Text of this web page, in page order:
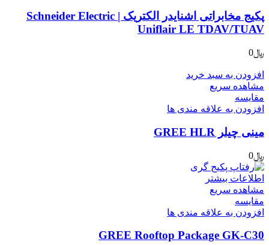
پکیج مخابراتی اشنایدر الکتریک | Schneider Electric
Uniflair LE TDAV/TUAV
﷼0
افزودن به سبد خرید
مشاهده سریع
مقایسه
افزودن به علاقه مندی ها
مینی چیلر GREE HLR
﷼0
اطلاعات بیشتر
مشاهده سریع
مقایسه
افزودن به علاقه مندی ها
GREE Rooftop Package GK-C30